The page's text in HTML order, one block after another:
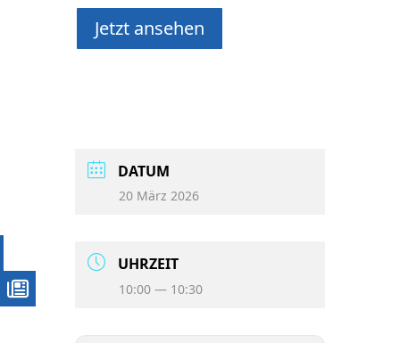
Jetzt anse­hen
DATUM
20 März 2026
UHR­ZEIT
10:00 — 10:30